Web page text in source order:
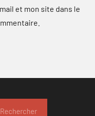
et mon site dans le
Rechercher